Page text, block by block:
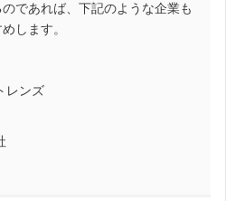
であれば、下記のような企業も
します。
レンズ